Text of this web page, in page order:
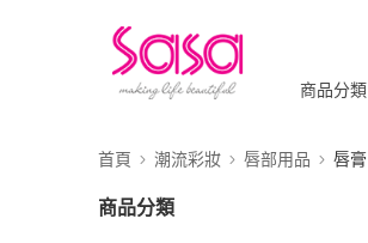
商品分類
首頁 潮流彩妝 唇部用品 唇膏
商品分類